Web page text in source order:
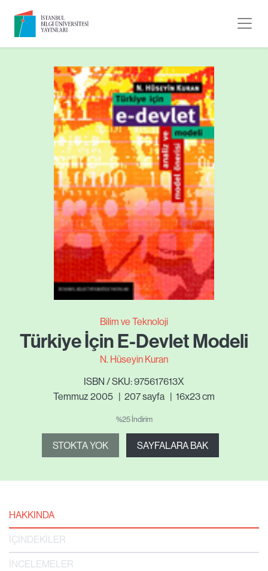
Bilim ve Teknoloji
Türkiye İçin E-Devlet Modeli
N. Hüseyin Kuran
ISBN / SKU: 975617613X
Temmuz 2005 | 207sayfa | 16x23 cm
%25 İndirim
STOKTA YOK SAYFALARA BAK
HAKKINDA
İÇİNDEKİLER
İNCELEMELER